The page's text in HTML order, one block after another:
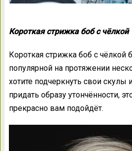
Короткая стрижка боб с чёлкой
Короткая стрижка боб с чёлкой
популярной на протяжении
хотите подчеркнуть свои скулы
придать образу утончённости,
прекрасно вам подойдёт.